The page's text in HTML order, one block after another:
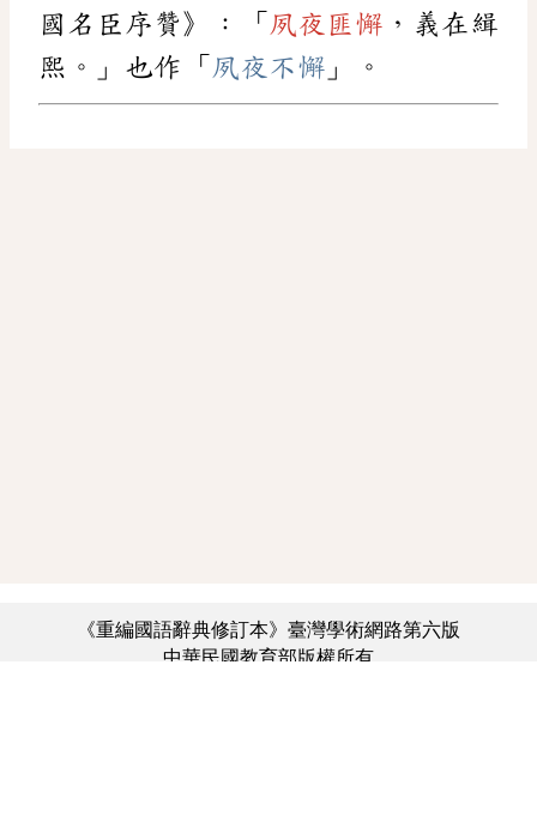
國名臣序贊》：「 夙夜匪懈 ，義在緝
熙。」也作「 夙夜不懈 」。
《重編國語辭典修訂本》臺灣學術網路第六版
中華民國教育部版權所有